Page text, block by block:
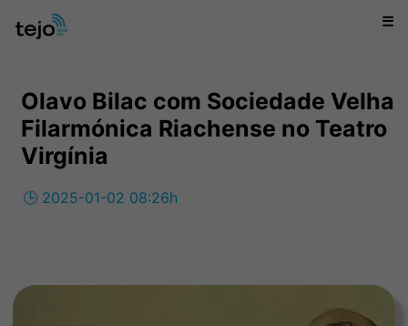
☰
Olavo Bilac com Sociedade Velha
Filarmónica Riachense no Teatro
Virgínia
🕒 2025-01-02 08:26h